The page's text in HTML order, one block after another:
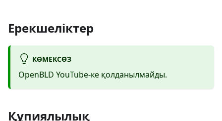
Ерекшеліктер
КӨМЕКСӨЗ
OpenBLD YouTube-ке қолданылмайды.
Құпиялылық